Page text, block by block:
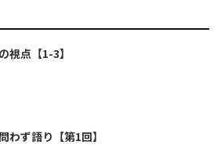
視点【1-3】
わず語り【第1回】